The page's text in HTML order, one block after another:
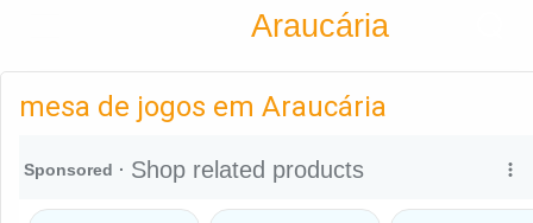
Araucária
Criar conta
mesa de jogos em Araucária